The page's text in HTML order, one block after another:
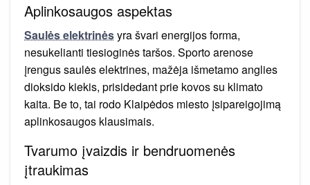
Aplinkosaugos aspektas
Saulės elektrinėsyra švari energijos forma,
nesukelianti tiesioginės taršos. Sporto arenose
įrengus saulės elektrines, mažėja išmetamo anglies
dioksido kiekis, prisidedant prie kovos su klimato
kaita. Be to, tai rodo Klaipėdos miesto įsipareigojimą
aplinkosaugos klausimais.
Tvarumo įvaizdis ir bendruomenės
įtraukimas